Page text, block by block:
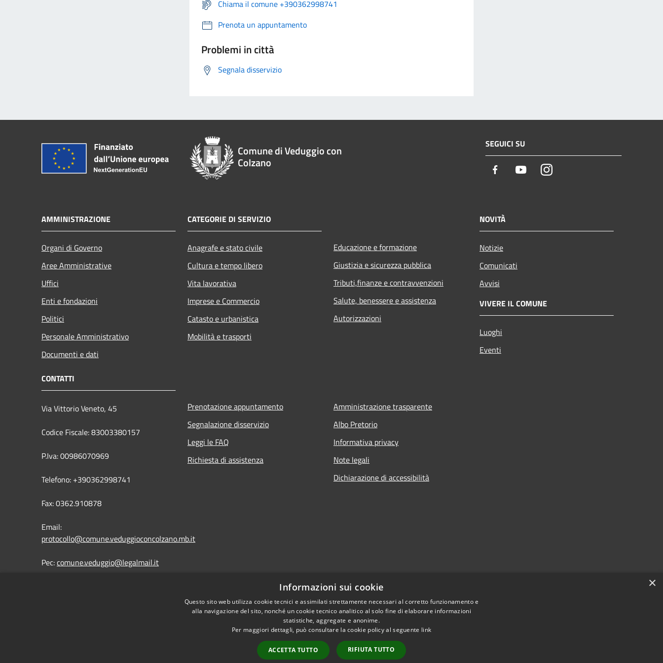
Chiama il comune +390362998741
Prenota un appuntamento
Problemi in città
Segnala disservizio
Comune di Veduggio con
Colzano
SEGUICI SU
Facebook YoutubeInstagram
AMMINISTRAZIONE
Organi di Governo
Aree Amministrative
Uffici
Enti e fondazioni
Politici
Personale Amministrativo
Documenti e dati
CATEGORIE DI SERVIZIO
Anagrafe e stato civile
Cultura e tempo libero
Vita lavorativa
Imprese e Commercio
Catasto e urbanistica
Mobilità e trasporti
Educazione e formazione
Giustizia e sicurezza pubblica
Tributi,finanze e contravvenzioni
Salute, benessere e assistenza
Autorizzazioni
NOVITÀ
Notizie
Comunicati
Avvisi
VIVERE IL COMUNE
Luoghi
Eventi
CONTATTI
Via Vittorio Veneto, 45
Codice Fiscale: 83003380157
P.Iva: 00986070969
Telefono: +390362998741
Fax: 0362.910878
Email:
protocollo@comune.veduggioconcolzano.mb.it
Pec:comune.veduggio@legalmail.it
Prenotazione appuntamento
Segnalazione disservizio
Leggi le FAQ
Richiesta di assistenza
Amministrazione trasparente
Albo Pretorio
Informativa privacy
Note legali
Dichiarazione di accessibilità
Copyright © 2026 • Comune di Veduggio con Colzano • Powered by
×
Informazioni sui cookie
Questo sito web utilizza cookie tecnici e assimilati strettamente necessari al corretto funzionamento e
alla navigazione del sito, nonché un cookie tecnico analitico al solo fine di elaborare informazioni
statistiche, aggregate e anonime.
Per maggiori dettagli, può consultare la cookie policy al seguente link
ACCETTA TUTTO RIFIUTA TUTTO